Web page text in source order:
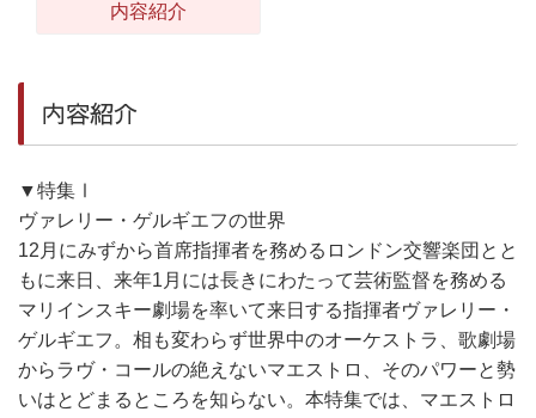
内容紹介
内容紹介
▼特集Ⅰ
ヴァレリー・ゲルギエフの世界
12月にみずから首席指揮者を務めるロンドン交響楽団とと
もに来日、来年1月には長きにわたって芸術監督を務める
マリインスキー劇場を率いて来日する指揮者ヴァレリー・
ゲルギエフ。相も変わらず世界中のオーケストラ、歌劇場
からラヴ・コールの絶えないマエストロ、そのパワーと勢
いはとどまるところを知らない。本特集では、マエストロ